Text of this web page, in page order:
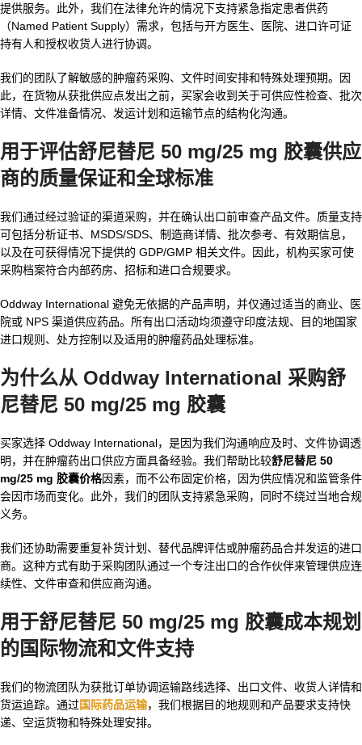
提供服务。此外，我们在法律允许的情况下支持紧急指定患者供药
（Named Patient Supply）需求，包括与开方医生、医院、进口许可证
持有人和授权收货人进行协调。
我们的团队了解敏感的肿瘤药采购、文件时间安排和特殊处理预期。因
此，在货物从获批供应点发出之前，买家会收到关于可供应性检查、批次
详情、文件准备情况、发运计划和运输节点的结构化沟通。
用于评估舒尼替尼 50 mg/25 mg 胶囊供应
商的质量保证和全球标准
我们通过经过验证的渠道采购，并在确认出口前审查产品文件。质量支持
可包括分析证书、MSDS/SDS、制造商详情、批次参考、有效期信息，
以及在可获得情况下提供的 GDP/GMP 相关文件。因此，机构买家可使
采购档案符合内部药房、招标和进口合规要求。
Oddway International 避免无依据的产品声明，并仅通过适当的商业、医
院或 NPS 渠道供应药品。所有出口活动均须遵守印度法规、目的地国家
进口规则、处方控制以及适用的肿瘤药品处理标准。
为什么从 Oddway International 采购舒
尼替尼 50 mg/25 mg 胶囊
买家选择 Oddway International，是因为我们沟通响应及时、文件协调透
明，并在肿瘤药出口供应方面具备经验。我们帮助比较舒尼替尼 50
mg/25 mg 胶囊价格因素，而不公布固定价格，因为供应情况和监管条件
会因市场而变化。此外，我们的团队支持紧急采购，同时不绕过当地合规
义务。
我们还协助需要重复补货计划、替代品牌评估或肿瘤药品合并发运的进口
商。这种方式有助于采购团队通过一个专注出口的合作伙伴来管理供应连
续性、文件审查和供应商沟通。
用于舒尼替尼 50 mg/25 mg 胶囊成本规划
的国际物流和文件支持
我们的物流团队为获批订单协调运输路线选择、出口文件、收货人详情和
货运追踪。通过国际药品运输，我们根据目的地规则和产品要求支持快
递、空运货物和特殊处理安排。